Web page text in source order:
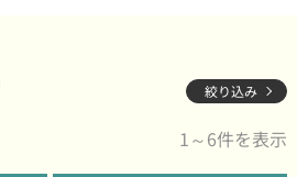
絞り込み
1～6件を表示